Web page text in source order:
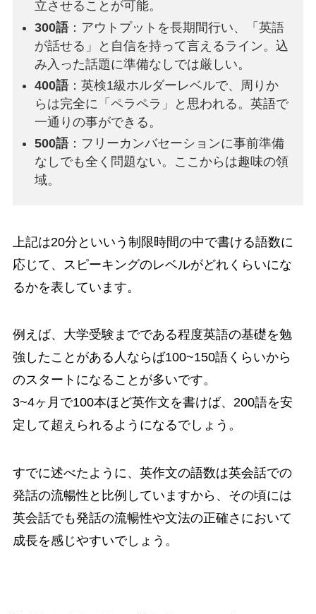
立させることが可能。
300語：アウトプットを長期間行い、「英語
が話せる」と自信を持って言えるライン。込
み入った話題に準備なしでは厳しい。
400語：英検1級ホルダーレベルで、周りか
らは完全に「ペラペラ」と思われる。英語で
一通りの事ができる。
500語：フリーカンバセーションに事前準備
なしでも全く問題ない。ここからは趣味の領
域。
上記は20分といいう制限時間の中で書ける語数に
応じて、スピーキングのレベルがどれくらいにな
るかを表しています。
例えば、大学受験までである程度英語の基礎を勉
強したことがある人ならば100~150語くらいから
のスタートになることが多いです。
3~4ヶ月で100本ほど英作文を書けば、200語を安
定して超えられるようになるでしょう。
すでに述べたように、英作文の語数は英会話での
発話の流暢性と比例していますから、その頃には
英会話でも発話の流暢性や文法の正確さにおいて
成長を感じやすいでしょう。